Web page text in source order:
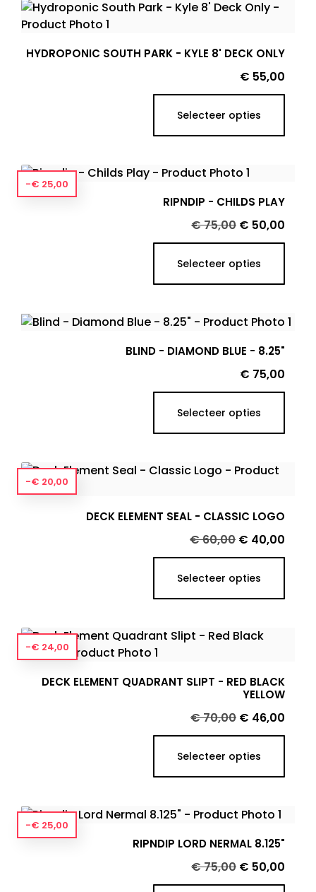
HYDROPONIC SOUTH PARK - KYLE 8' DECK ONLY
Prijs
€ 55,00
Selecteer opties
RIPNDIP - CHILDS PLAY
Normale
prijs
€ 75,00 Prijs
€ 50,00
Selecteer opties
-€ 25,00
BLIND - DIAMOND BLUE - 8.25"
Prijs
€ 75,00
Selecteer opties
DECK ELEMENT SEAL - CLASSIC LOGO
Normale
prijs
€ 60,00 Prijs
€ 40,00
Selecteer opties
-€ 20,00
DECK ELEMENT QUADRANT SLIPT - RED BLACK
YELLOW
Normale
prijs
€ 70,00 Prijs
€ 46,00
Selecteer opties
-€ 24,00
RIPNDIP LORD NERMAL 8.125"
Normale
prijs
€ 75,00 Prijs
€ 50,00
-€ 25,00